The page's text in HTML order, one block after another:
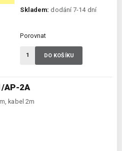
AP-2A
kabel 2m
Skladem: dodání 7-14 dní
Porovnat
DO KOŠÍKU